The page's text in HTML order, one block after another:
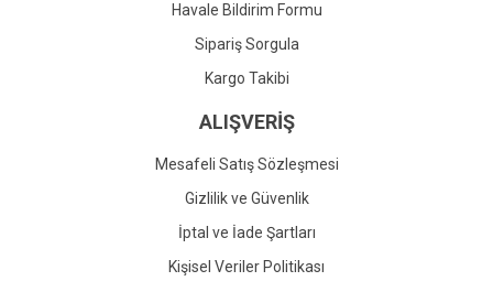
Gönder
Havale Bildirim Formu
Sipariş Sorgula
Kargo Takibi
ALIŞVERİŞ
Mesafeli Satış Sözleşmesi
Gizlilik ve Güvenlik
İptal ve İade Şartları
Kişisel Veriler Politikası